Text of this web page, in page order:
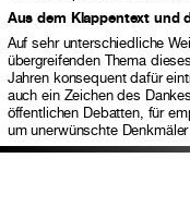
Aus dem Klappentext und
Auf sehr unterschiedliche
übergreifenden Thema
Jahren konsequent dafür
auch ein Zeichen des
öffentlichen Debatten, für
um unerwünschte